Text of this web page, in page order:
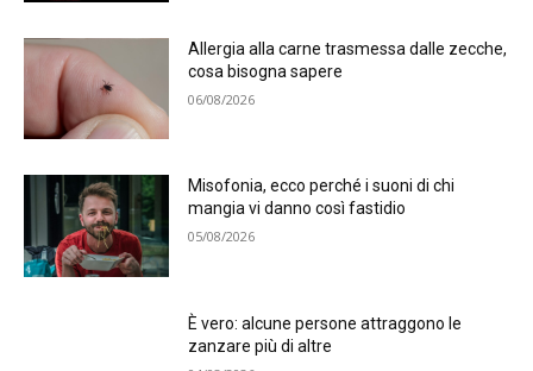
Allergia alla carne trasmessa dalle zecche,
cosa bisogna sapere
06/08/2026
Misofonia, ecco perché i suoni di chi
mangia vi danno così fastidio
05/08/2026
È vero: alcune persone attraggono le
zanzare più di altre